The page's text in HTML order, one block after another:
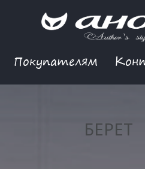
Покупателям
БЕРЕТ